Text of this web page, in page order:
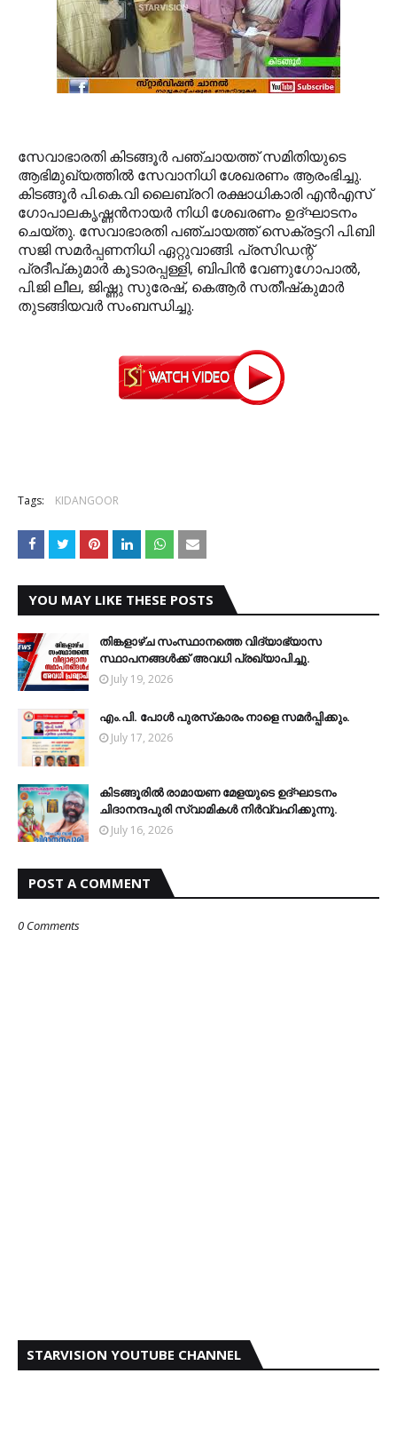
സേവാഭാരതി കിടങ്ങൂര്‍ പഞ്ചായത്ത് സമിതിയുടെ
ആഭിമുഖ്യത്തില്‍ സേവാനിധി ശേഖരണം ആരംഭിച്ചു.
കിടങ്ങൂര്‍ പി.കെ.വി ലൈബ്രറി രക്ഷാധികാരി എന്‍എസ്
ഗോപാലകൃഷ്ണന്‍നായര്‍ നിധി ശേഖരണം ഉദ്ഘാടനം
ചെയ്തു. സേവാഭാരതി പഞ്ചായത്ത് സെക്രട്ടറി പി.ബി
സജി സമര്‍പ്പണനിധി ഏറ്റുവാങ്ങി. പ്രസിഡന്റ്
പ്രദീപ്കുമാര്‍ കൂടാരപ്പള്ളി, ബിപിന്‍ വേണുഗോപാല്‍,
പി.ജി ലീല, ജിഷ്ണു സുരേഷ്, കെആര്‍ സതീഷ്‌കുമാര്‍
തുടങ്ങിയവര്‍ സംബന്ധിച്ചു.
Tags: KIDANGOOR
YOU MAY LIKE THESE POSTS
തിങ്കളാഴ്ച സംസ്ഥാനത്തെ വിദ്യാഭ്യാസ
സ്ഥാപനങ്ങള്‍ക്ക് അവധി പ്രഖ്യാപിച്ചു.
July 19, 2026
എം.പി. പോള്‍ പുരസ്‌കാരം നാളെ സമര്‍പ്പിക്കും.
July 17, 2026
കിടങ്ങൂരില്‍ രാമായണ മേളയുടെ ഉദ്ഘാടനം
ചിദാനന്ദപുരി സ്വാമികള്‍ നിര്‍വ്വഹിക്കുന്നു.
July 16, 2026
POST A COMMENT
0 Comments
STARVISION YOUTUBE CHANNEL